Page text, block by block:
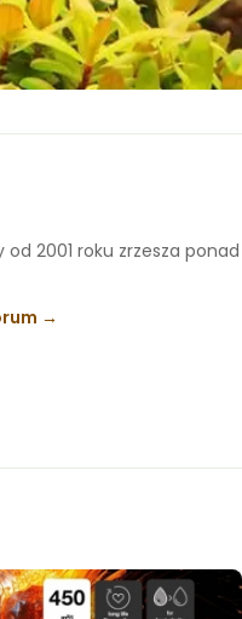
2001 roku zrzesza ponad